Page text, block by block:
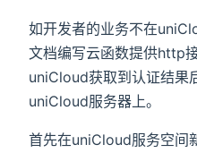
如开发者的业务不在
文档编写云函数提供http
uniCloud获取到认证结果
uniCloud服务器上。
首先在uniCloud服务空间